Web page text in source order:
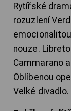
Rytířské
rozuzlení
nouze.
Cammarano
Oblíbenou
Velké divadlo.